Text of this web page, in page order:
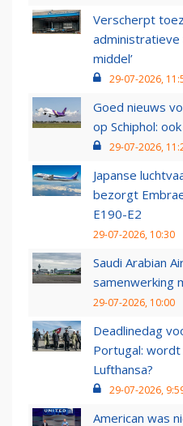
Verscherpt
administratieve
middel’
29-07-2026,
Goed nieuws
op Schiphol:
29-07-2026,
Japanse
bezorgt
E190-E2
29-07-2026, 10:30
Saudi Arabian
samenwerking
29-07-2026, 10:00
Deadlinedag
Portugal:
Lufthansa?
29-07-2026,
American was